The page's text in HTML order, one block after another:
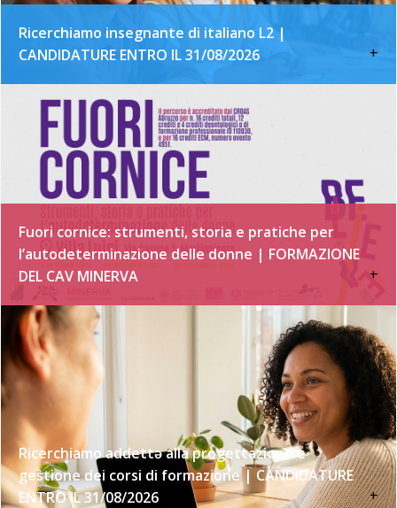
Ricerchiamo insegnante di italiano L2 |
CANDIDATURE ENTRO IL 31/08/2026
+
Fuori cornice: strumenti, storia e pratiche per
l’autodeterminazione delle donne | FORMAZIONE
DEL CAV MINERVA
+
Ricerchiamo addettə alla progettazione e
gestione dei corsi di formazione | CANDIDATURE
ENTRO IL 31/08/2026
+